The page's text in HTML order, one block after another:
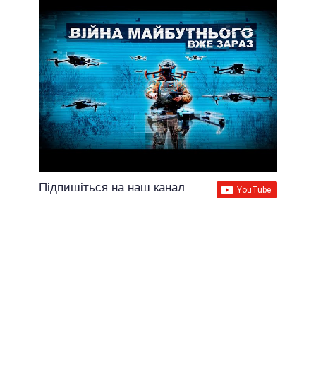
Підпишіться на наш канал